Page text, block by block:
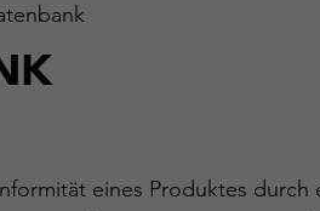
eines Produktes